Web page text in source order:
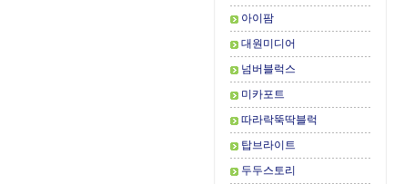
아이팜
대원미디어
넘버블럭스
미카포트
따라락뚝딱블럭
탑브라이트
두두스토리